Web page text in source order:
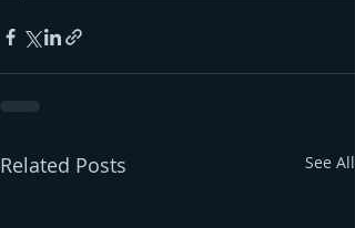
Related Posts See All